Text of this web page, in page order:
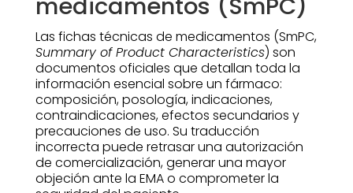
Las fichas técnicas de medicamentos (SmPC,
Summary of Product Characteristics) son
documentos oficiales que detallan toda la
información esencial sobre un fármaco:
composición, posología, indicaciones,
contraindicaciones, efectos secundarios y
precauciones de uso. Su traducción
incorrecta puede retrasar una autorización
de comercialización, generar una mayor
objeción ante la EMA o comprometer la